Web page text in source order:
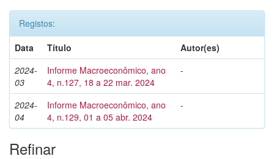
Registos:
Data
Título
Autor(es)
2024-
03
Informe Macroeconômico, ano
4, n.127, 18 a 22 mar. 2024
-
2024-
04
Informe Macroeconômico, ano
4, n.129, 01 a 05 abr. 2024
-
Refinar